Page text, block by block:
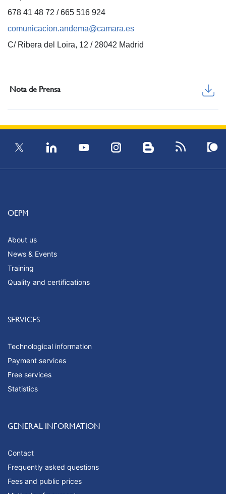
678 41 48 72 / 665 516 924
comunicacion.andema@camara.es
C/ Ribera del Loira, 12 / 28042 Madrid
Nota de Prensa
OEPM
About us
News & Events
Training
Quality and certifications
SERVICES
Technological information
Payment services
Free services
Statistics
GENERAL INFORMATION
Contact
Frequently asked questions
Fees and public prices